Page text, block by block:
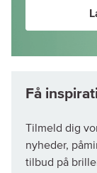
Tilmeld dig
nyheder,
tilbud på